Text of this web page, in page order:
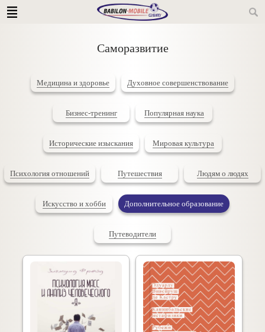
Саморазвитие
Медицина и здоровье Духовное совершенствование
Бизнес-тренинг Популярная наука
Исторические изыскания Мировая культура
Психология отношений Путешествия Людям о людях
Искусство и хобби Дополнительное образование
Путеводители